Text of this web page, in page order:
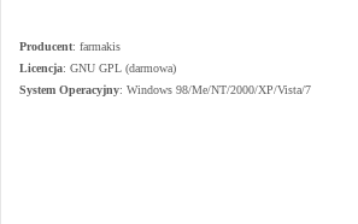
Producent: farmakis
Licencja: GNU GPL (darmowa)
System Operacyjny: Windows 98/Me/NT/2000/XP/Vista/7